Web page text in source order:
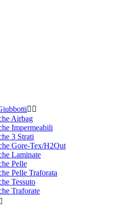
$
 
Airbag
Impermeabili
3 Strati
Gore-Tex/H2Out
Laminate
Pelle
Pelle Traforata
Tessuto
Traforate